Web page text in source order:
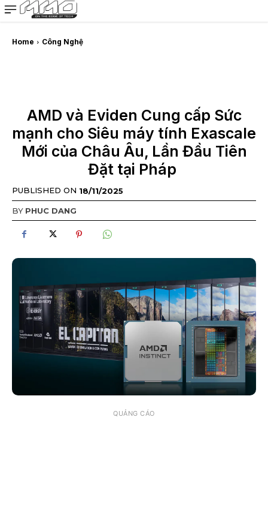
MMOSITE - Thông tin công nghệ
Bài viết nổi bật
Home Công Nghệ
AMD và Eviden Cung cấp Sức
mạnh cho Siêu máy tính Exascale
Mới của Châu Âu, Lần Đầu Tiên
Đặt tại Pháp
PUBLISHED ON 18/11/2025
BY PHUC DANG
QUẢNG CÁO